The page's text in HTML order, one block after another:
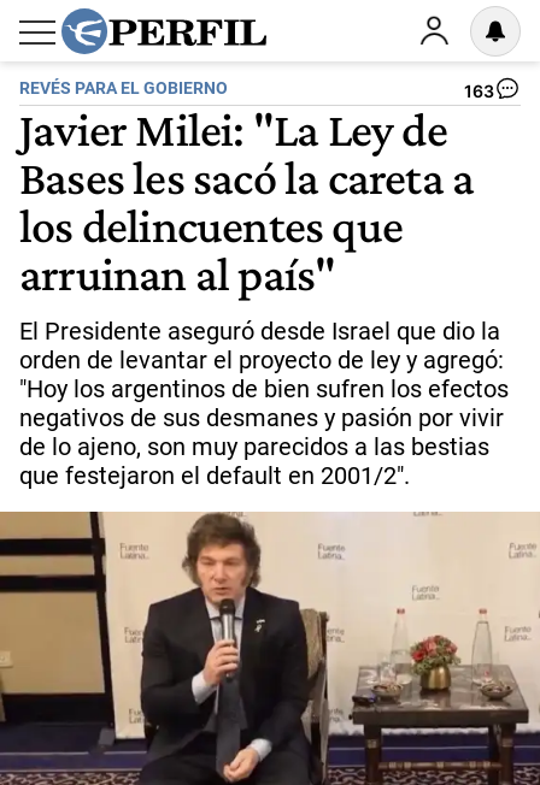
REVÉS PARA EL GOBIERNO 163
Javier Milei: "La Ley de
Bases les sacó la careta a
los delincuentes que
arruinan al país"
El Presidente aseguró desde Israel que dio la
orden de levantar el proyecto de ley y agregó:
"Hoy los argentinos de bien sufren los efectos
negativos de sus desmanes y pasión por vivir
de lo ajeno, son muy parecidos a las bestias
que festejaron el default en 2001/2".